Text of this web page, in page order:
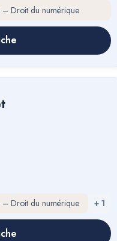
– Droit du numérique
– Droit du numérique + 1